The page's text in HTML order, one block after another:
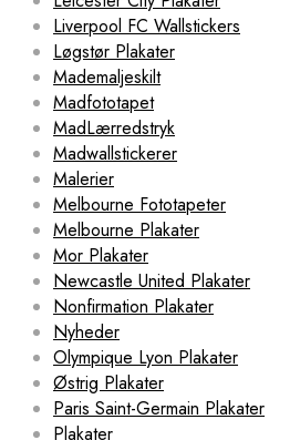
Liverpool FC Wallstickers
Løgstør Plakater
Mademaljeskilt
Madfototapet
MadLærredstryk
Madwallstickerer
Malerier
Melbourne Fototapeter
Melbourne Plakater
Mor Plakater
Newcastle United Plakater
Nonfirmation Plakater
Nyheder
Olympique Lyon Plakater
Østrig Plakater
Paris Saint-Germain Plakater
Plakater